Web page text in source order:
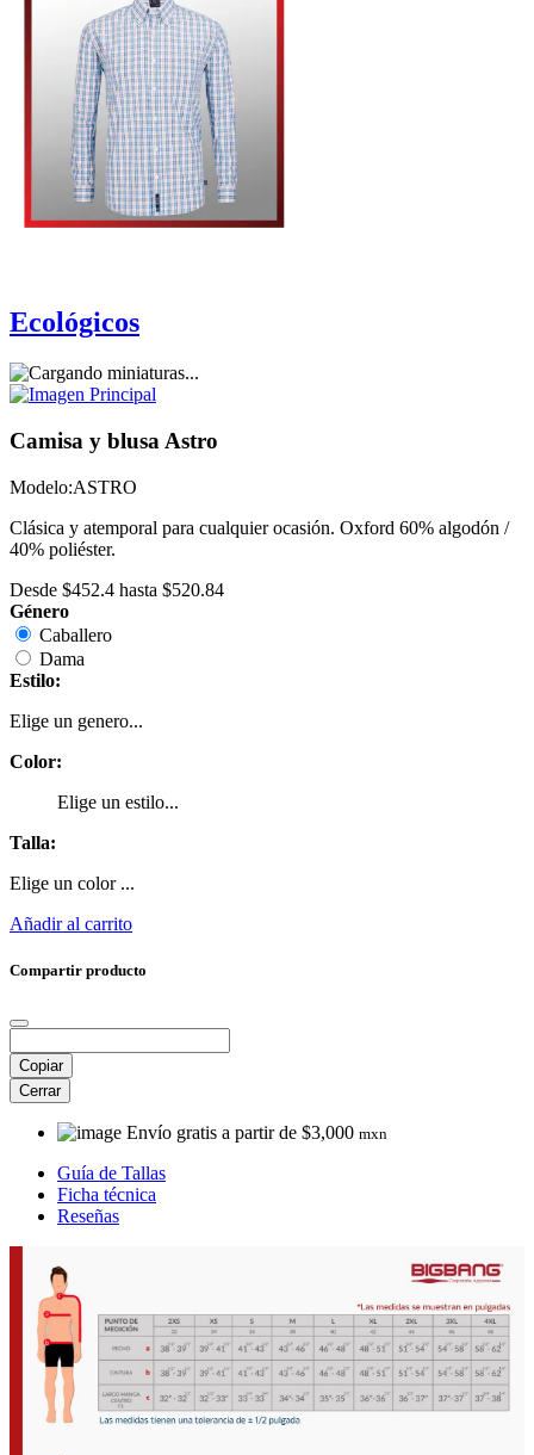
Ecológicos
Camisa y blusa Astro
Modelo:ASTRO
Clásica y atemporal para cualquier ocasión. Oxford 60% algodón /
40% poliéster.
Desde $452.4 hasta $520.84
Género
Caballero
Dama
Estilo:
Elige un genero...
Color:
Elige un estilo...
Talla:
Elige un color ...
Añadir al carrito
Compartir producto
Copiar
Cerrar
Envío gratis a partir de $3,000 mxn
Guía de Tallas
Ficha técnica
Reseñas